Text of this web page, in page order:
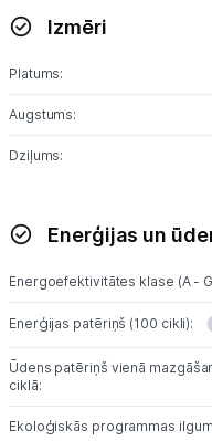
Blogs
Tet
Izmēri
Platums:
Augstums:
Dziļums:
Enerģijas un
Energoefektivitātes klase (A -
Enerģijas patēriņš (100 cikli):
Ūdens patēriņš vienā
ciklā:
Ekoloģiskās programmas